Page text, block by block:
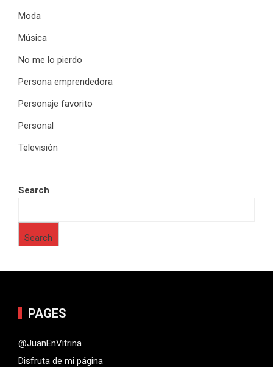
Moda
Música
No me lo pierdo
Persona emprendedora
Personaje favorito
Personal
Televisión
Search
Search
PAGES
@JuanEnVitrina
Disfruta de mi página